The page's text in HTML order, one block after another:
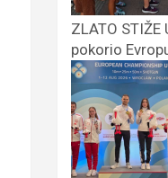
ZLATO STIŽE
pokorio